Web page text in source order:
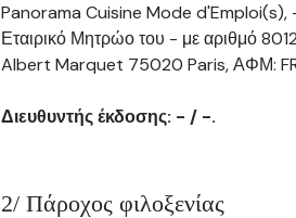
Panorama Cuisine Mode d'Emploi(s),
Εταιρικό Μητρώο του - με αριθμό
Albert Marquet 75020 Paris, ΑΦΜ:
Διευθυντής έκδοσης: - / -.
2/ Πάροχος φιλοξενίας